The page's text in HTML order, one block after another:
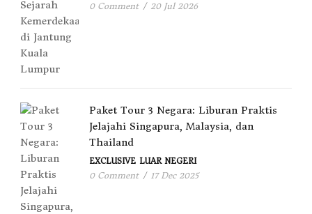
0 Comment / 20 Jul 2026
Paket Tour 3 Negara: Liburan Praktis
Jelajahi Singapura, Malaysia, dan
Thailand
EXCLUSIVE LUAR NEGERI
0 Comment / 17 Dec 2025